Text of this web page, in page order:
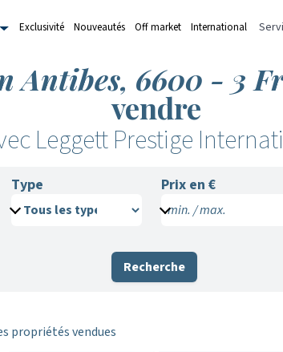
Exclusivité Nouveautés Off market International
Antibes, 6600 - 3
vendre
Leggett Prestige
Type Prix en €
min. / max.
Recherche
propriétés vendues